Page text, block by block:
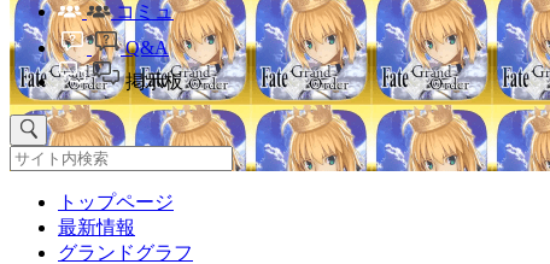
コミュ
Q&A
掲示板
トップページ
最新情報
グランドグラフ